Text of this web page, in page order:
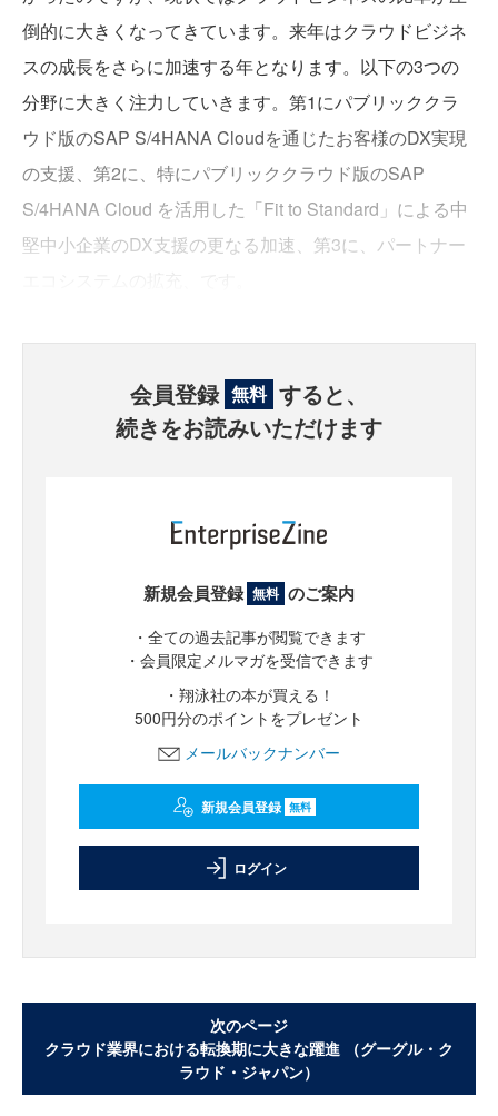
倒的に大きくなってきています。来年はクラウドビジネ
スの成長をさらに加速する年となります。以下の3つの
分野に大きく注力していきます。第1にパブリッククラ
ウド版のSAP S/4HANA Cloudを通じたお客様のDX実現
の支援、第2に、特にパブリッククラウド版のSAP
S/4HANA Cloud を活用した「Fit to Standard」による中
堅中小企業のDX支援の更なる加速、第3に、パートナー
会員登録 無料 すると、
続きをお読みいただけます
新規会員登録 無料 のご案内
・全ての過去記事が閲覧できます
・会員限定メルマガを受信できます
・翔泳社の本が買える！
500円分のポイントをプレゼント
メールバックナンバー
新規会員登録 無料
ログイン
次のページ
クラウド業界における転換期に大きな躍進 （グーグル・ク
ラウド・ジャパン）